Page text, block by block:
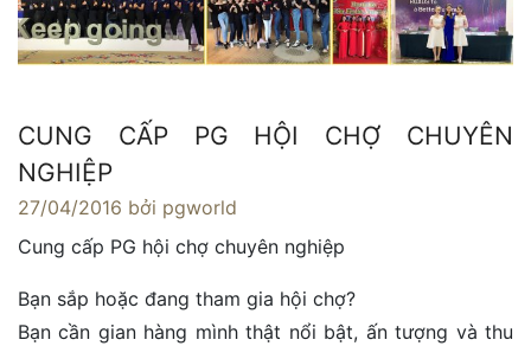
CUNG CẤP PG HỘI CHỢ CHUYÊN
NGHIỆP
27/04/2016 bởi pgworld
Cung cấp PG hội chợ chuyên nghiệp
Bạn sắp hoặc đang tham gia hội chợ?
Bạn cần gian hàng mình thật nổi bật, ấn tượng và thu